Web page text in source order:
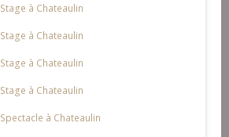
à Chateaulin
à Chateaulin
à Chateaulin
à Chateaulin
à Chateaulin